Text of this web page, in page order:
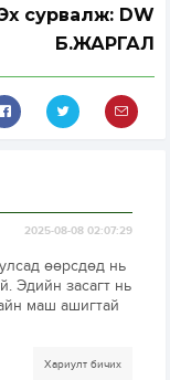
сурвалж: DW
Б.ЖАРГАЛ
2025-08-08 02:07:29
өөрсдөд нь
Эдийн засагт нь
маш ашигтай
Хариулт бичих